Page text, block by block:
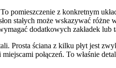
z konkretnym
stałych może wskazywać różne
dodatkowych zakładek lub
Prosta ściana z kilku płyt jest
połączeń. To właśnie